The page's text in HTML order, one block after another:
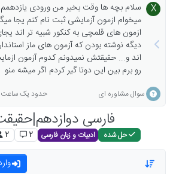
X
سلام بچه ها وقت بخیر من ورودی یازدهمم
میخوام ازمون آزمایشی ثبت نام کنم یجا
ازمون های قلمچی به کنکور شبیه تر اند
دیگه نوشته بودن که آزمون های ماز
اند و... حقیقتش نمیدونم کدوم آزمون
رو برم بین این دوتا گیر کردم اگر میشه منو
سوال مشاوره ای حدود یک
فارسی
حل شده ادبیات و زبان فارسی 2
2